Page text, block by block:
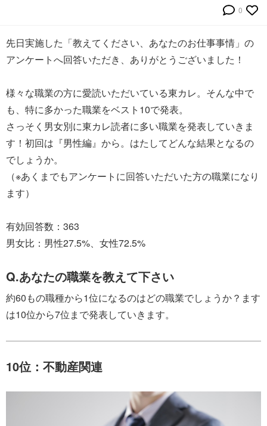
0
先日実施した「教えてください、あなたのお仕事事情」の
アンケートへ回答いただき、ありがとうございました！
様々な職業の方に愛読いただいている東カレ。そんな中で
も、特に多かった職業をベスト10で発表。
さっそく男女別に東カレ読者に多い職業を発表していきま
す！初回は『男性編』から。はたしてどんな結果となるの
でしょうか。
（※あくまでもアンケートに回答いただいた方の職業になり
ます）
有効回答数：363
男女比：男性27.5%、女性72.5%
Q.あなたの職業を教えて下さい
約60もの職種から1位になるのはどの職業でしょうか？ます
は10位から7位まで発表していきます。
10位：不動産関連